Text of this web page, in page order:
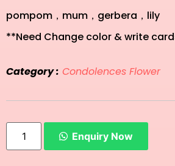
pompom，mum，gerbera，lily
**Need Change color & write
Category : Condolences Flower
Enquiry Now